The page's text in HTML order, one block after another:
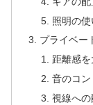
照明の
プライベー
距離感
音のコ
視線への